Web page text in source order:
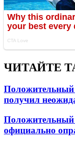
ЧИТАЙТЕ
Положительный
получил
Положительный
официально